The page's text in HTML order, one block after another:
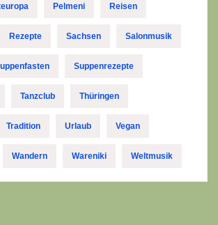
Pelmeni Reisen
Rezepte Sachsen Salonmusik
Suppenrezepte
Tanzclub Thüringen
Tradition Urlaub Vegan
Wandern Wareniki Weltmusik